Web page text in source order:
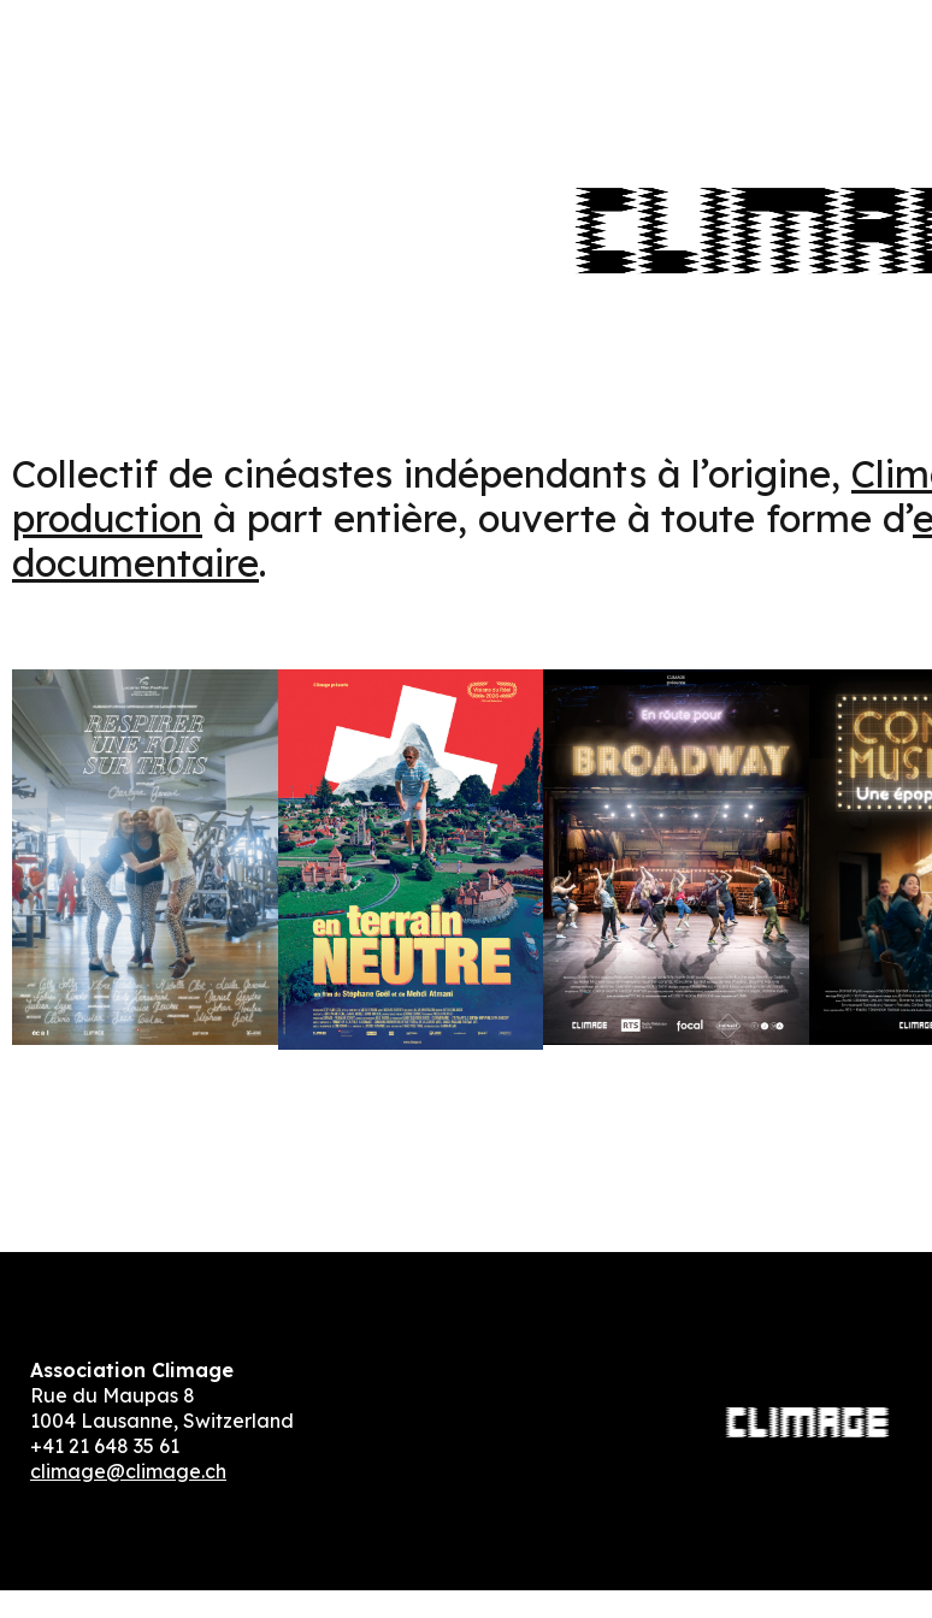
Collectif de cinéastes indépendants à l’origine,
production à part entière, ouverte à toute forme d’
documentaire.
Association Climage
Rue du Maupas 8
1004 Lausanne, Switzerland
+41 21 648 35 61
climage@climage.ch